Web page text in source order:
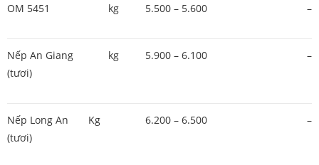
OM 5451 kg 5.500 – 5.600 –
Nếp An Giang
(tươi)
kg 5.900 – 6.100 –
Nếp Long An
(tươi)
Kg 6.200 – 6.500 –